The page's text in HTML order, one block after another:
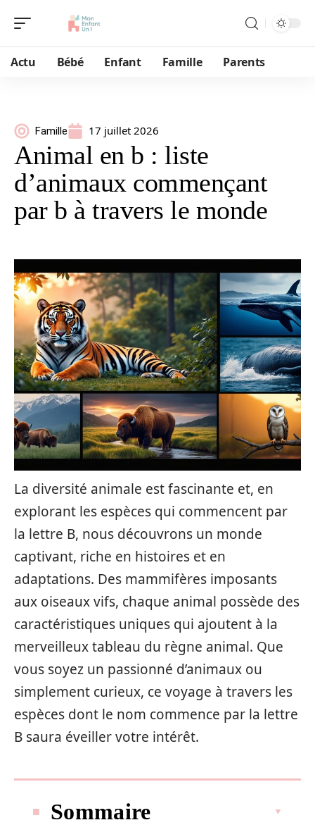
Actu Bébé Enfant Famille Parents
Famille 17 juillet 2026
Animal en b : liste
d’animaux commençant
par b à travers le monde
La diversité animale est fascinante et, en
explorant les espèces qui commencent par
la lettre B, nous découvrons un monde
captivant, riche en histoires et en
adaptations. Des mammifères imposants
aux oiseaux vifs, chaque animal possède des
caractéristiques uniques qui ajoutent à la
merveilleux tableau du règne animal. Que
vous soyez un passionné d’animaux ou
simplement curieux, ce voyage à travers les
espèces dont le nom commence par la lettre
B saura éveiller votre intérêt.
Sommaire